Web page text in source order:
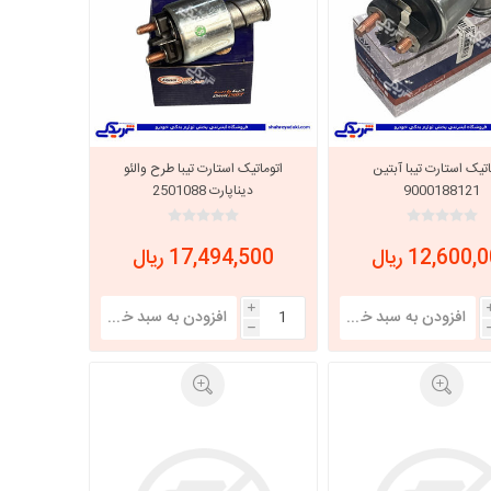
خانواده نیسان
استارت تیبا آبتین
9000188121
ریال
اتوماتیک استارت تیبا طرح والئو
دیناپارت 2501088
17,494,500 ریال
i
h